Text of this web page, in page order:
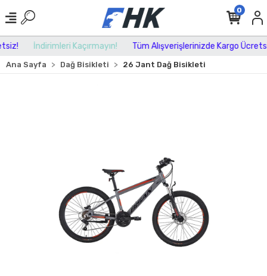
İndirimleri Kaçırmayın! Tüm Alışverişlerinizde Kargo Ücretsiz!
0
Ana Sayfa Dağ Bisikleti 26 Jant Dağ Bisikleti